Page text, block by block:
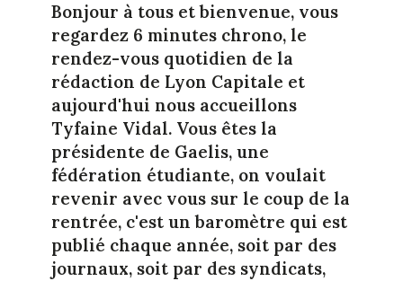
Bonjour à tous et bienvenue, vous
regardez 6 minutes chrono, le
rendez-vous quotidien de la
rédaction de Lyon Capitale et
aujourd'hui nous accueillons
Tyfaine Vidal. Vous êtes la
présidente de Gaelis, une
fédération étudiante, on voulait
revenir avec vous sur le coup de la
rentrée, c'est un baromètre qui est
publié chaque année, soit par des
journaux, soit par des syndicats,